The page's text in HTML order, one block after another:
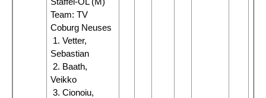
Team: TV
Coburg Neuses
1. Vetter,
Sebastian
2. Baath,
Veikko
3. Cionoiu,